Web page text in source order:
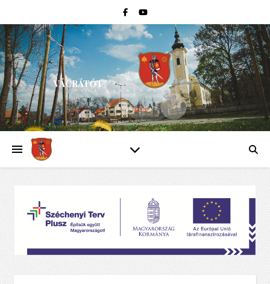
VÁCRÁTÓT
PEST VÁRMEGYE